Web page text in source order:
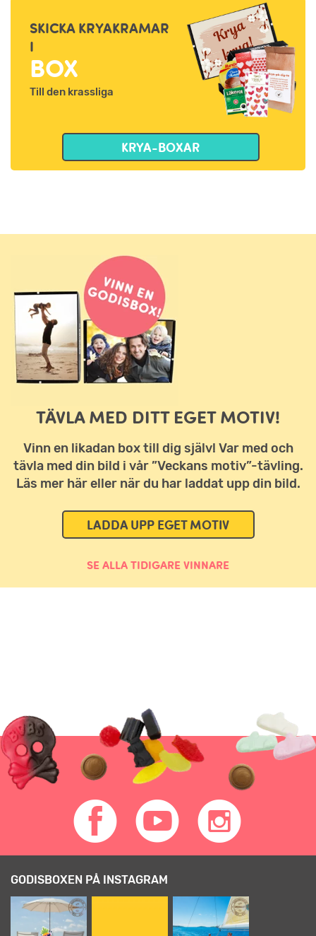
SKICKA KRYAKRAMAR
I
BOX
Till den krassliga
KRYA-BOXAR
TÄVLA MED DITT EGET MOTIV!
Vinn en likadan box till dig själv! Var med och
tävla med din bild i vår ”Veckans motiv”-tävling.
Läs mer här eller när du har laddat upp din bild.
LADDA UPP EGET MOTIV
SE ALLA TIDIGARE VINNARE
GODISBOXEN PÅ INSTAGRAM